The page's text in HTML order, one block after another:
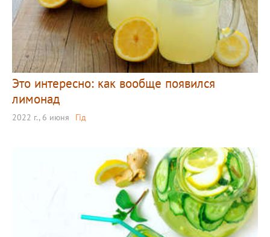
Это интересно: как вообще появился
лимонад
2022 г., 6 июня Гід